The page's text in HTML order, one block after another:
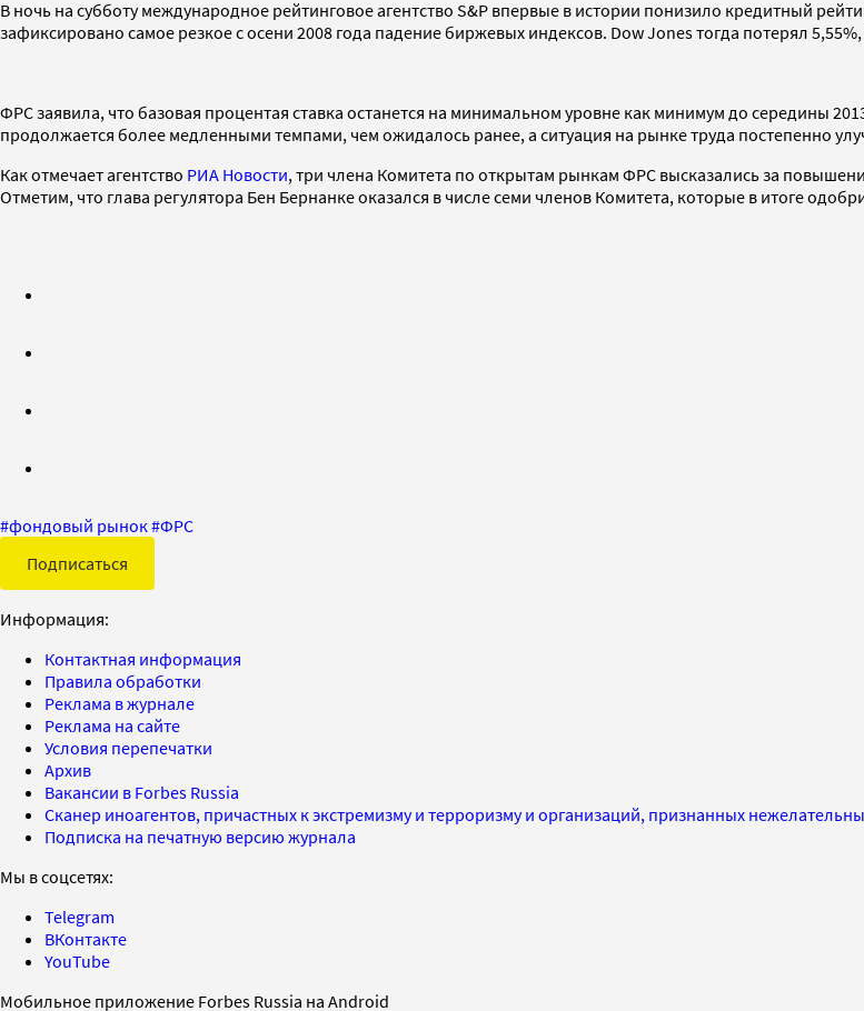
В ночь на субботу международное рейтинговое агентство S&P впервые в истории понизило кредитный
зафиксировано самое резкое с осени 2008 года падение биржевых индексов. Dow Jones тогда потерял 5,55%,
ФРС заявила, что базовая процентая ставка останется на минимальном уровне как минимум до середины
продолжается более медленными темпами, чем ожидалось ранее, а ситуация на рынке труда постепенно
Как отмечает агентство РИА Новости, три члена Комитета по открытам рынкам ФРС высказались за
Отметим, что глава регулятора Бен Бернанке оказался в числе семи членов Комитета, которые в итоге
#фондовый рынок#ФРС
Подписаться
Информация:
Контактная информация
Правила обработки
Реклама в журнале
Реклама на сайте
Условия перепечатки
Архив
Вакансии в Forbes Russia
Сканер иноагентов, причастных к экстремизму и терроризму и организаций, признанных
Подписка на печатную версию журнала
Мы в соцсетях:
Telegram
ВКонтакте
YouTube
Мобильное приложение Forbes Russia на Android